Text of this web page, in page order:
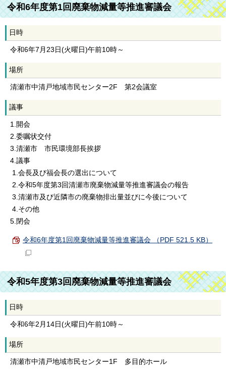
令和6年度第1回廃棄物減量等推進審議会
日時
令和6年7月23日(火曜日)午前10時～
場所
清瀬市中清戸地域市民センター2F 第2会議室
議事
1.開会
2.委嘱状交付
3.清瀬市 市民環境部長挨拶
4.議事
1.会長及び福会長の選出について
2.令和5年度第3回清瀬市廃棄物減量等推進審議会の報告
3.清瀬市及び近隣市の廃棄物排出量並びに今後について
4.その他
5.閉会
令和6年度第1回廃棄物減量等推進審議会 （PDF 521.5 KB）
令和5年度第3回廃棄物減量等推進審議会
日時
令和6年2月14日(火曜日)午前10時～
場所
清瀬市中清戸地域市民センター1F 多目的ホール